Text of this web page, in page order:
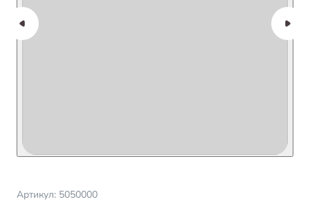
Артикул: 5050000